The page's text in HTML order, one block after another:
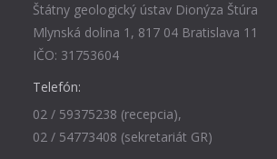
Štátny geologický ústav Dionýza Štúra
Mlynská dolina 1, 817 04 Bratislava 11
IČO: 31753604
Telefón:
02 / 59375238 (recepcia),
02 / 54773408 (sekretariát GR)